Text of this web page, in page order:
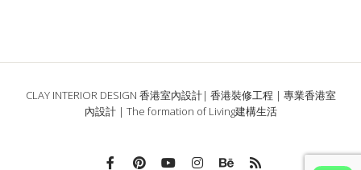
CLAY INTERIOR DESIGN 香港室內設計| 香港裝修工程 | 專業香港室
內設計 | The formation of Living建構生活